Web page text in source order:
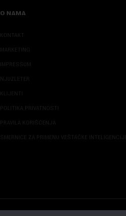
O NAMA
KONTAKT
MARKETING
IMPRESSUM
NJUZLETER
KLIJENTI
POLITIKA PRIVATNOSTI
PRAVILA KORIŠĆENJA
SMERNICE ZA PRIMENU VEŠTAČKE INTELIGENCIJE